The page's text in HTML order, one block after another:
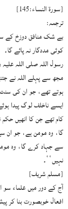
[سورة النساء:145]
ترجمہ:
بے شک منافق دوزخ کے
کوئی مددگار نہ پائے گا۔
رسول اللہ صلی اللہ
مجھ سے پہلے اللہ نے
ہوتے تھے، جو ان کی
ایسے ناخلف لوگ پیدا
کام تھے جن کا انھیں
گا، وہ مومن ہے، جو ان
سے جہاد کرے گا، وہ
نہیں‘‘۔
[مسلم شریف]
آج کے دور میں علماء سو
افعال خوبصورت بنا کر